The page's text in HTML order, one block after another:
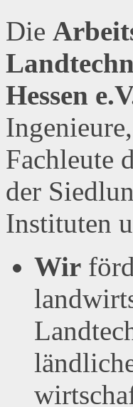
Die
Hessen
Fachleute
der
Instituten
Wir